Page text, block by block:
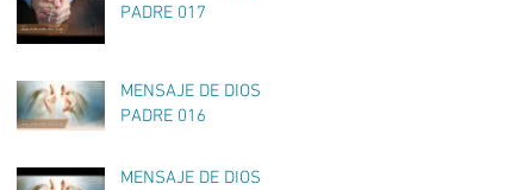
PADRE 017
MENSAJE DE DIOS
PADRE 016
MENSAJE DE DIOS